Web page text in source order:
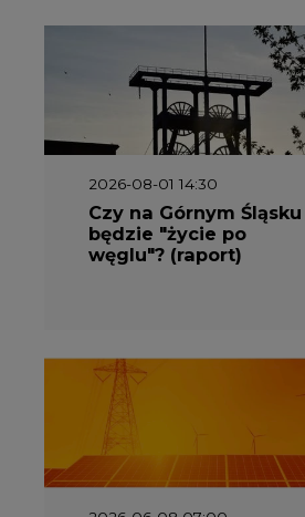
2026-08-01 14:30
Czy na Górnym Śląsku
będzie "życie po
węglu"? (raport)